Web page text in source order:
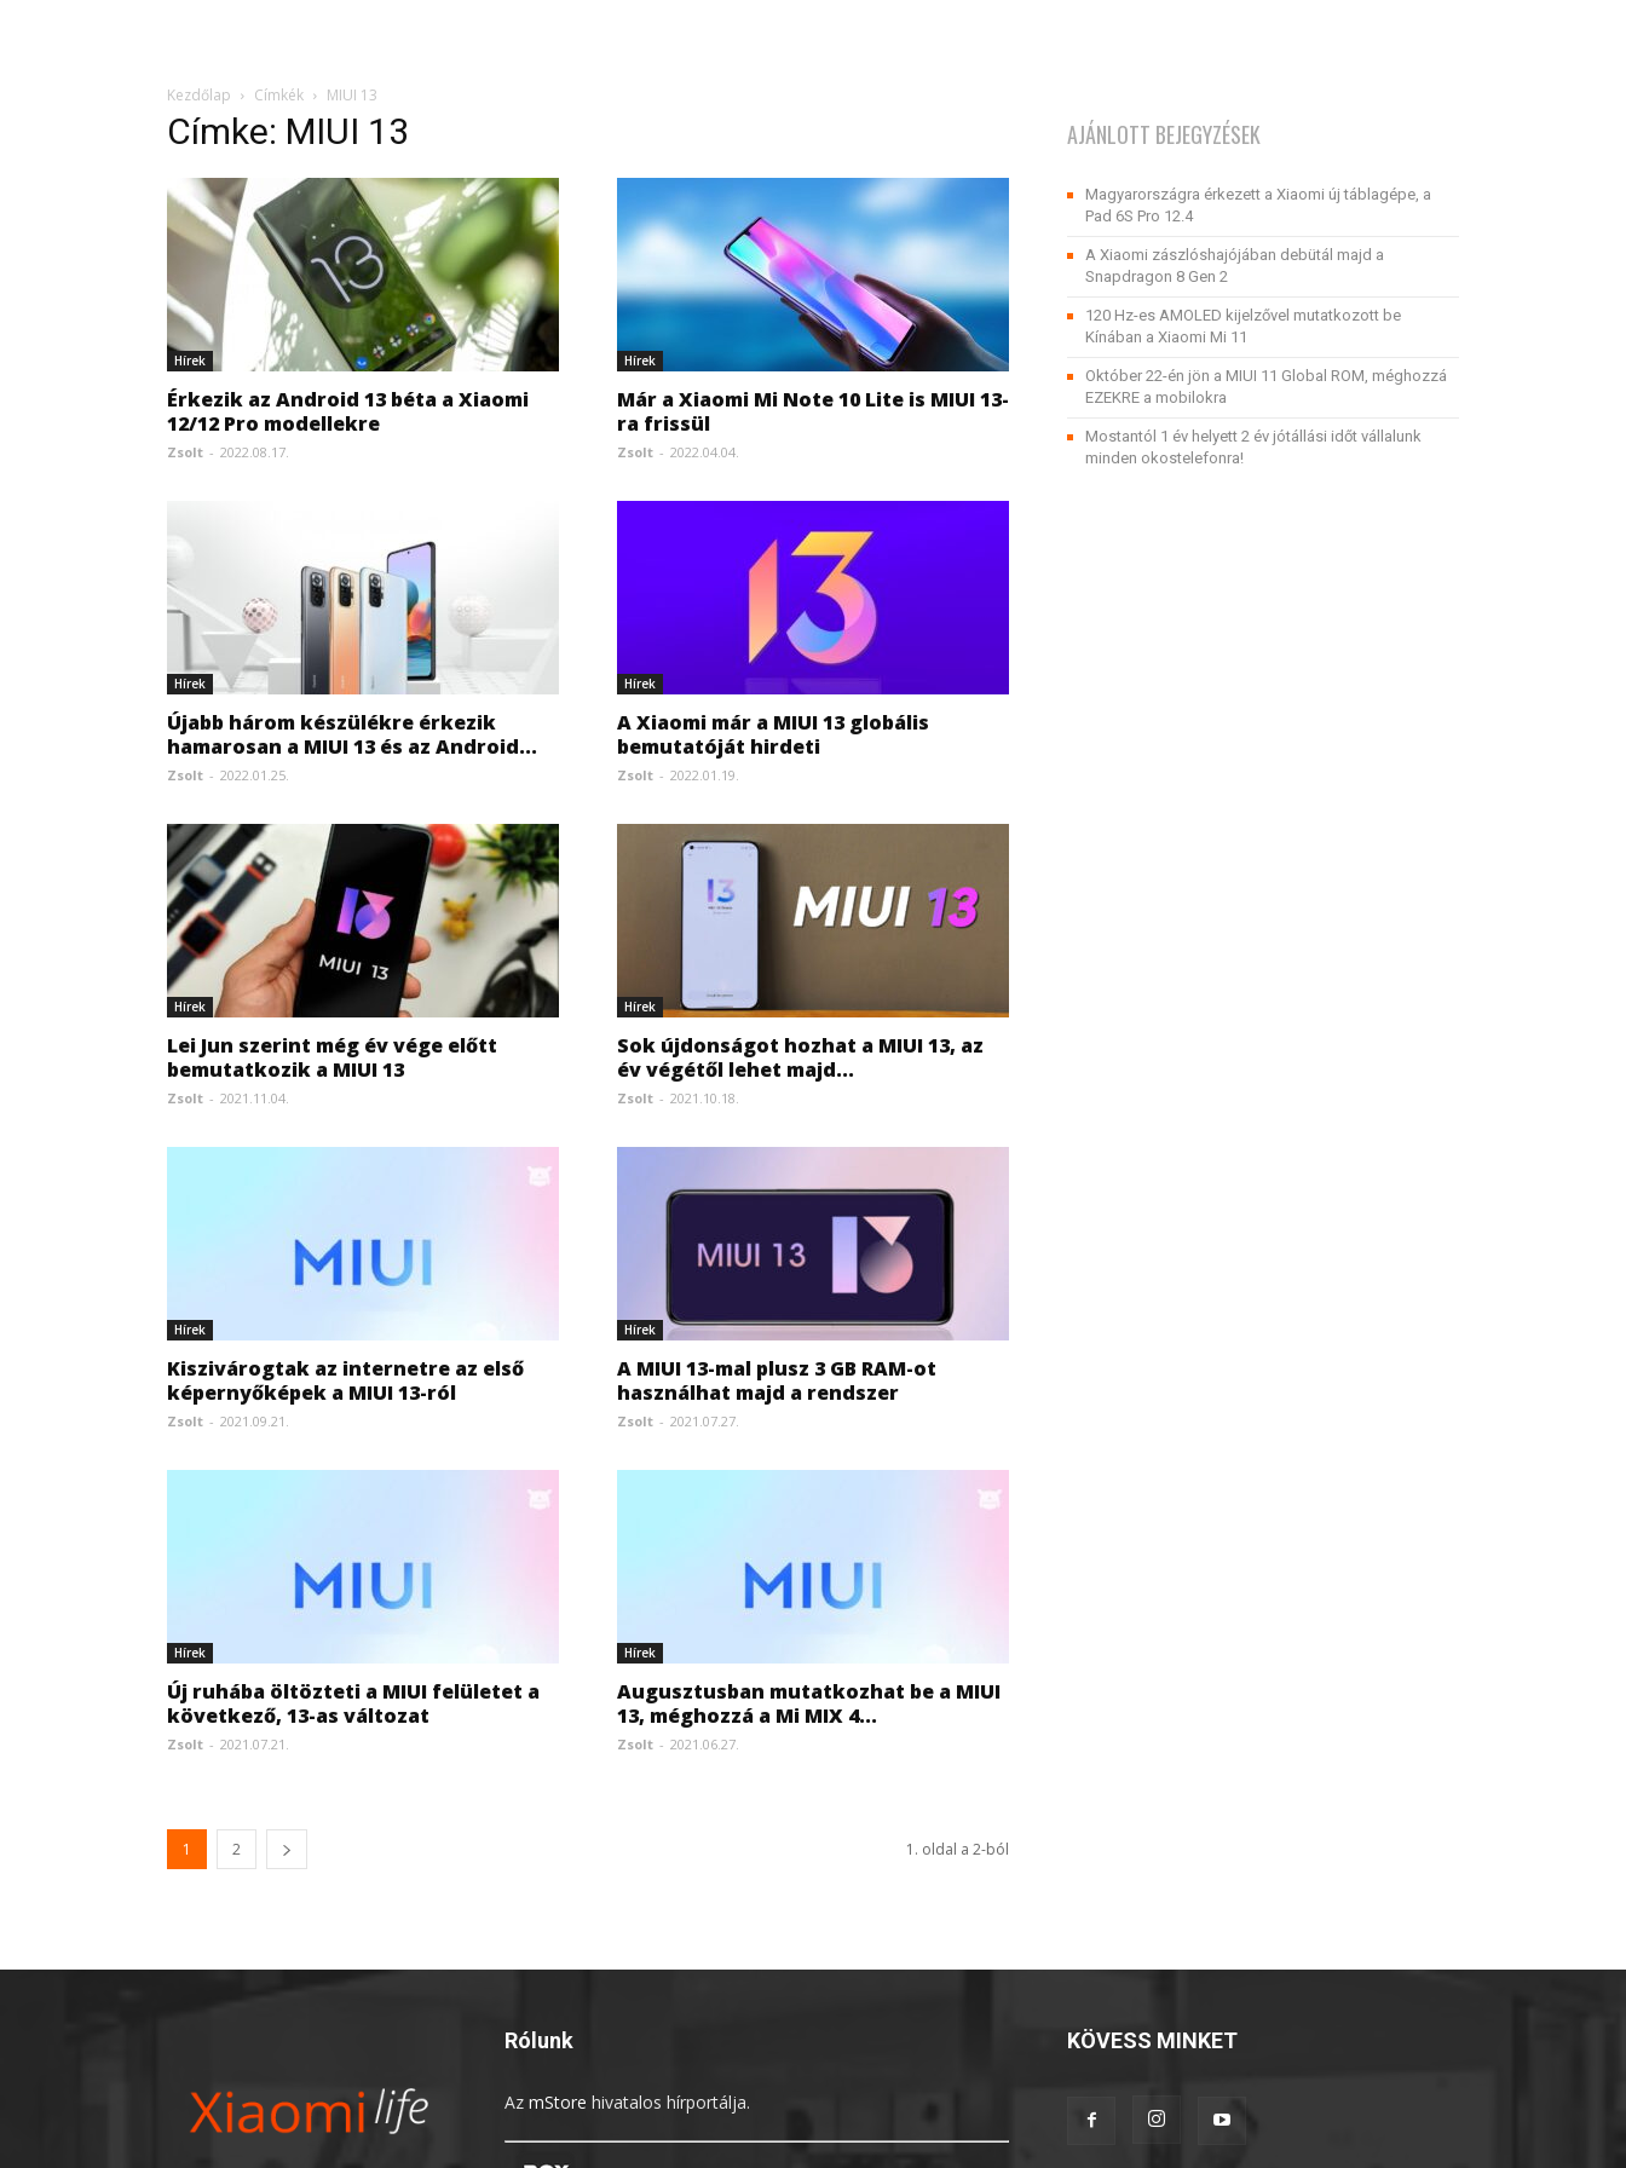
Kezdőlap Címkék MIUI 13
Címke: MIUI 13
Hírek
Érkezik az Android 13 béta a Xiaomi
12/12 Pro modellekre
Zsolt - 2022.08.17.
Hírek
Már a Xiaomi Mi Note 10 Lite is MIUI 13-
ra frissül
Zsolt - 2022.04.04.
Hírek
Újabb három készülékre érkezik
hamarosan a MIUI 13 és az Android...
Zsolt - 2022.01.25.
Hírek
A Xiaomi már a MIUI 13 globális
bemutatóját hirdeti
Zsolt - 2022.01.19.
Hírek
Lei Jun szerint még év vége előtt
bemutatkozik a MIUI 13
Zsolt - 2021.11.04.
Hírek
Sok újdonságot hozhat a MIUI 13, az
év végétől lehet majd...
Zsolt - 2021.10.18.
Hírek
Kiszivárogtak az internetre az első
képernyőképek a MIUI 13-ról
Zsolt - 2021.09.21.
Hírek
A MIUI 13-mal plusz 3 GB RAM-ot
használhat majd a rendszer
Zsolt - 2021.07.27.
Hírek
Új ruhába öltözteti a MIUI felületet a
következő, 13-as változat
Zsolt - 2021.07.21.
Hírek
Augusztusban mutatkozhat be a MIUI
13, méghozzá a Mi MIX 4...
Zsolt - 2021.06.27.
1 2 1. oldal a 2-ból
AJÁNLOTT BEJEGYZÉSEK
Magyarországra érkezett a Xiaomi új táblagépe, a
Pad 6S Pro 12.4
A Xiaomi zászlóshajójában debütál majd a
Snapdragon 8 Gen 2
120 Hz-es AMOLED kijelzővel mutatkozott be
Kínában a Xiaomi Mi 11
Október 22-én jön a MIUI 11 Global ROM, méghozzá
EZEKRE a mobilokra
Mostantól 1 év helyett 2 év jótállási időt vállalunk
minden okostelefonra!
Rólunk
Az mStore hivatalos hírportálja.
KÖVESS MINKET